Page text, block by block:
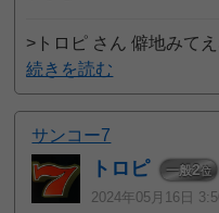
>トロピ さん 僻地みて
続きを読む
サンコー7
トロピ 一般2位
2024年05月16日